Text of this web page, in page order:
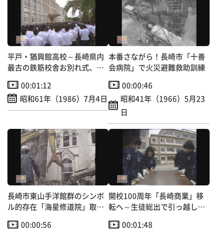
o
k
平戸・猶興館高校～長崎県内
最古の鉄筋校舎お別れ式、取
00:01:12
昭和61年（1986）7月4日
本番さながら！長崎市「十善
会病院」で火災避難救助訓練
00:00:46
昭和41年（1966）5月23
日
長崎市東山手洋館群のシンボ
ル的存在「海星修道院」取り
00:00:56
開校100周年「長崎商業」移
転へ～生徒総出で引っ越し作
00:01:48